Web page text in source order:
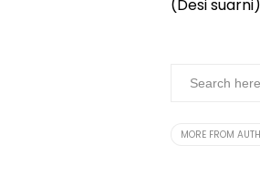
(Desi suarni)
MORE FROM